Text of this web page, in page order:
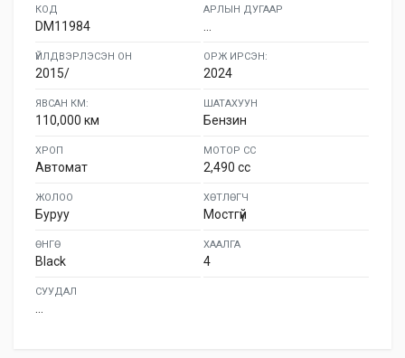
КОД
DM11984
АРЛЫН ДУГААР
ҮЙЛДВЭРЛЭСЭН ОН
2015/
ОРЖ ИРСЭН:
2024
ЯВСАН КМ:
110,000 км
ШАТАХУУН
Бензин
ХРОП
Автомат
МОТОР СС
2,490 cc
ЖОЛОО
Буруу
ХӨТЛӨГЧ
Мостгүй
ӨНГӨ
Black
ХААЛГА
4
СУУДАЛ